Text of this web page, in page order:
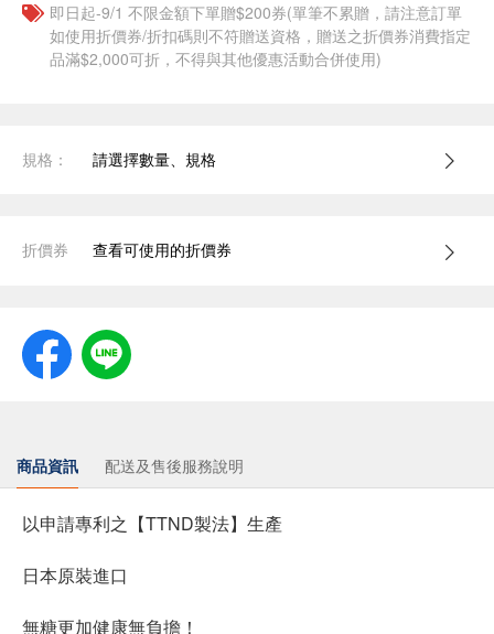
即日起-9/1 不限金額下單贈$200券(單筆不累贈，請注意訂單
如使用折價券/折扣碼則不符贈送資格，贈送之折價券消費指定
品滿$2,000可折，不得與其他優惠活動合併使用)
規格： 請選擇數量、規格
折價券 查看可使用的折價券
商品資訊 配送及售後服務說明
以申請專利之【TTND製法】生產
日本原裝進口
無糖更加健康無負擔！